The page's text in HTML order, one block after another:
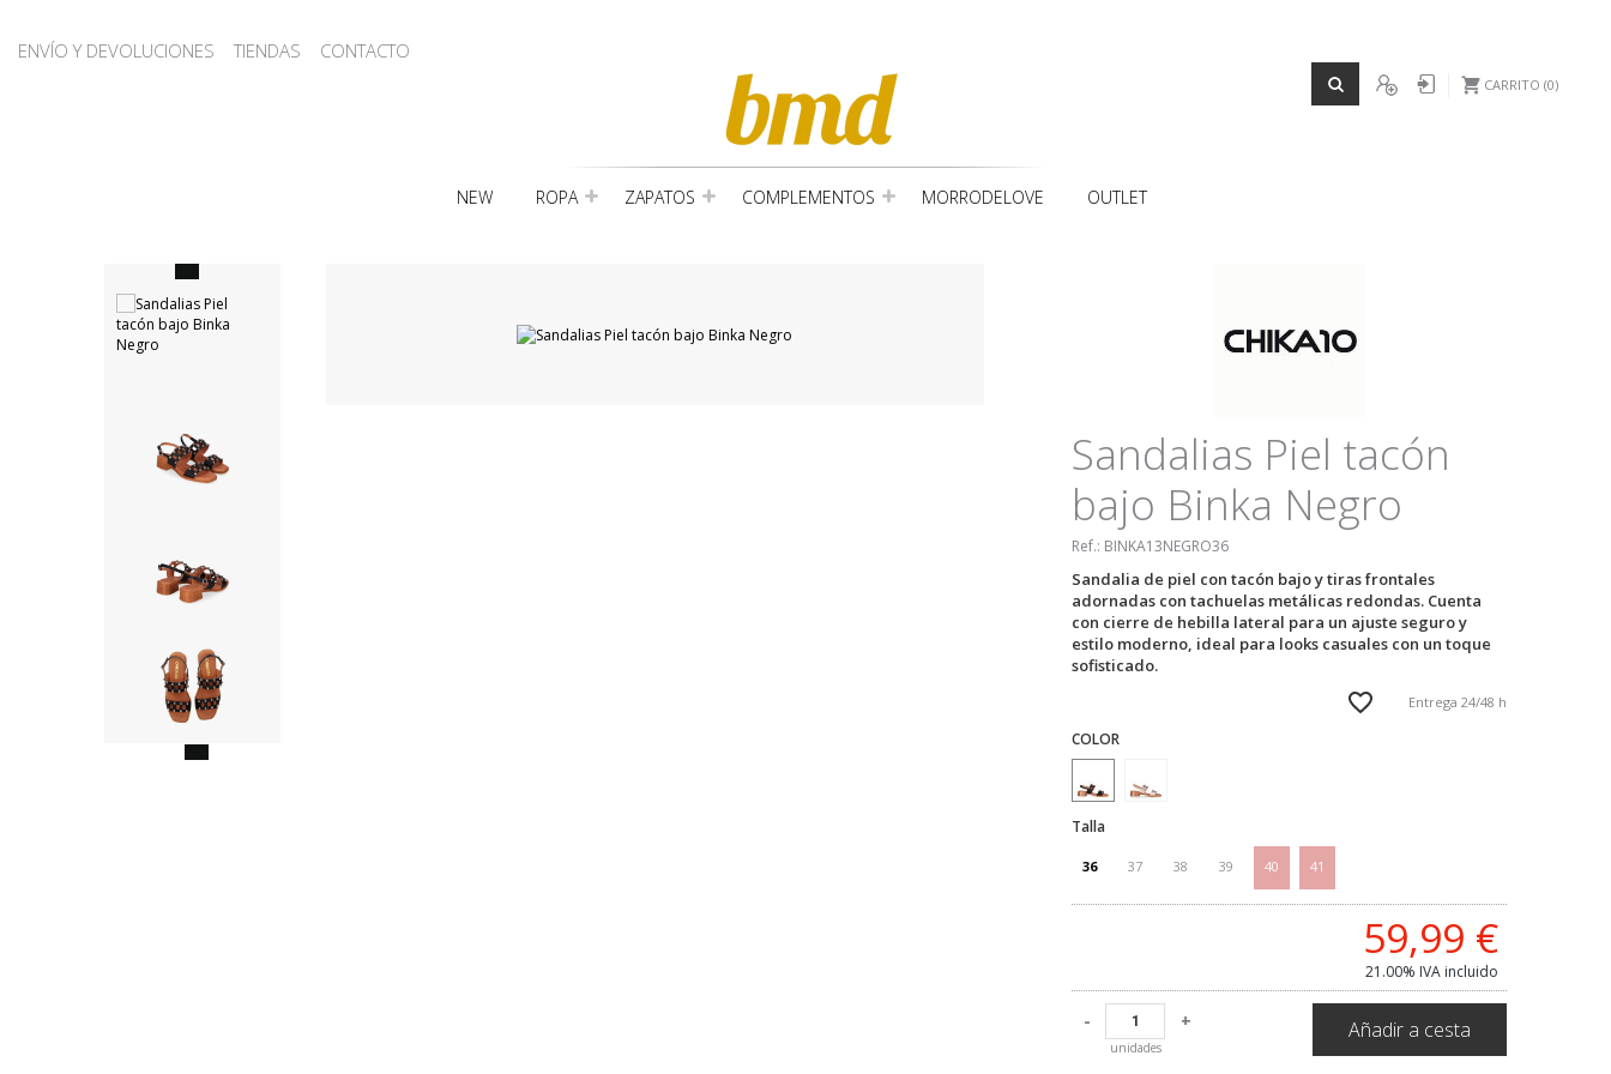
REGISTRO
Iniciar sesión CARRITO 0
ENVÍO Y DEVOLUCIONES TIENDAS CONTACTO
NEW ROPA ZAPATOS COMPLEMENTOS MORRODELOVE OUTLET
Sandalias Piel tacón
bajo Binka Negro
Ref.: BINKA13NEGRO36
Sandalia de piel con tacón bajo y tiras frontales
adornadas con tachuelas metálicas redondas. Cuenta
con cierre de hebilla lateral para un ajuste seguro y
estilo moderno, ideal para looks casuales con un toque
sofisticado.
Entrega 24/48 h
COLOR
Talla
36 37 38 39 40 41
59,99 €
21.00% IVA incluido
-
unidades
+ Añadir a cesta